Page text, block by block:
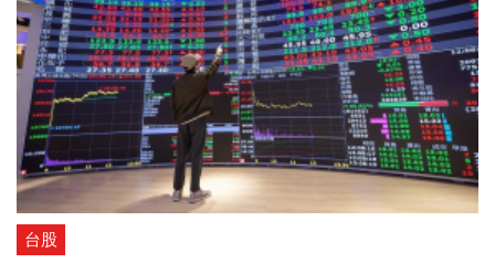
股，和VT(Vanguard Total World Stock ETF)相比的差異，一次弄懂！
台股